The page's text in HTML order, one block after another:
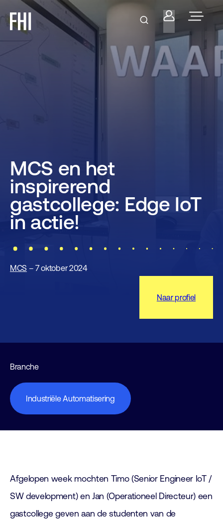
MCS en het
inspirerend
gastcollege: Edge IoT
in actie!
MCS – 7 oktober 2024
Naar profiel
Branche
Industriële Automatisering
Afgelopen week mochten Timo (Senior Engineer IoT /
SW development) en Jan (Operationeel Directeur) een
gastcollege geven aan de studenten van de